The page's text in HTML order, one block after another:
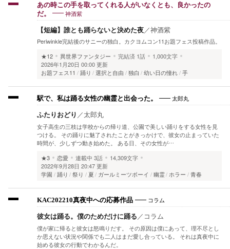
あの時この手を取ってくれる人がいなくとも、良かったの
だ。
神酒紫
【短編】誰とも踊らないと決めた夜／神酒紫
Periwinkle完結後のサニーの独白。カクヨムコン11お題フェス投稿作品。
★12
異世界ファンタジー 完結済 1話
1,000文字
2026年1月20日 00:00 更新
お題フェス11
踊り 選択と自由 独白 幼い日の憧れ 手
駅で、私は踊る女性の幽霊と出会った。 太郎丸
ふたりおどり ／太郎丸
女子高生の三枝は学校からの帰り道、公園で美しい踊りをする女性を見
つける。 その踊りに魅了されたことがきっかけで、彼女の止まっていた
時間が、少しずつ動き始めた。 ある日、その女性が…
★3
恋愛 連載中 3話
14,309文字
2022年9月28日 20:47 更新
学園
踊り 祭り 夏 ガールミーツボーイ 幽霊 ホラー 青春
KAC202210真夜中への応募作品 コラム
彼女は踊る。僕のためだけに踊る／ コラム
僕が家に帰ると彼女は怒鳴りだす。 その原因は僕にあって、理不尽とし
か思えない状況や関係でも二人はまだ愛し合っている。 それは真夜中に
始める彼女の行動でわかるんだ。